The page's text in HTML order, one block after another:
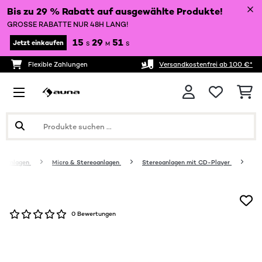
Bis zu 29 % Rabatt auf ausgewählte Produkte!
GROSSE RABATTE NUR 48H LANG!
Jetzt einkaufen 15 S 29 M 51 S
Flexible Zahlungen Versandkostenfrei ab 100 €*
Micro & Stereoanlagen Stereoanlagen mit CD-Player
0 Bewertungen